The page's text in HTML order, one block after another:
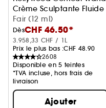
Crème Sculptante Fluide
Fair (12 ml)
DèsCHF 46.50*
3.958,33 CHF / 1L
Prix le plus bas :CHF 48.90
2608
Disponible en 5 teintes
*TVA incluse, hors frais de
livraison
Ajouter